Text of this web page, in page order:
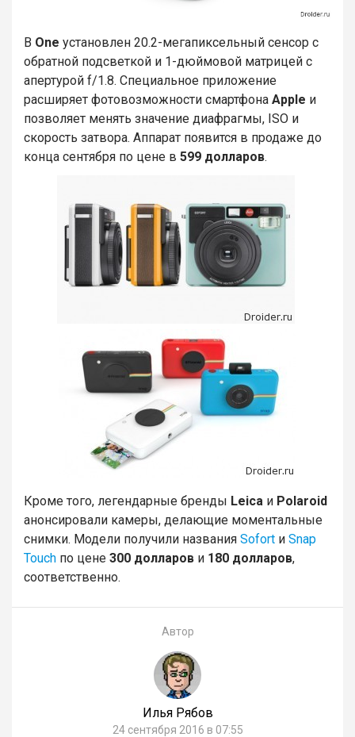
В One установлен 20.2-мегапиксельный сенсор с
обратной подсветкой и 1-дюймовой матрицей с
апертурой f/1.8. Специальное приложение
расширяет фотовозможности смартфона Apple и
позволяет менять значение диафрагмы, ISO и
скорость затвора. Аппарат появится в продаже до
конца сентября по цене в 599 долларов.
Кроме того, легендарные бренды Leica и Polaroid
анонсировали камеры, делающие моментальные
снимки. Модели получили названия Sofort и Snap
Touch по цене 300 долларов и 180 долларов,
соответственно.
Автор
Илья Рябов
24 сентября 2016 в 07:55